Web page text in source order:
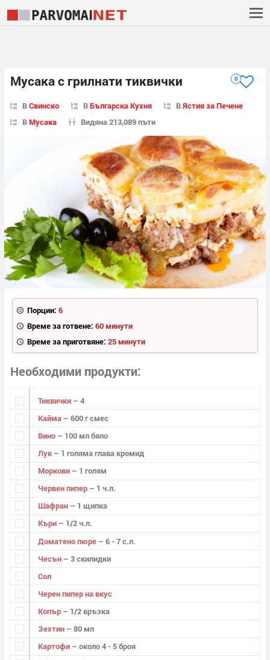
Мусака с грилнати тиквички 0
ВСвинско ВБългарска Кухня ВЯстия за Печене
ВМусака Видяна 213,089 пъти
Порции: 6
Време за готвене: 60 минути
Време за приготвяне: 25 минути
Необходими продукти
Тиквички – 4
Кайма – 600 г смес
Вино – 100 мл бяло
Лук – 1 голяма глава кромид
Моркови – 1 голям
Червен пипер – 1 ч.л.
Шафран – 1 щипка
Къри – 1/2 ч.л.
Доматено пюре – 6 - 7 с.л.
Чесън – 3 скилидки
Сол
Черен пипер на вкус
Копър – 1/2 връзка
Зехтин – 80 мл
Картофи – около 4 - 5 броя